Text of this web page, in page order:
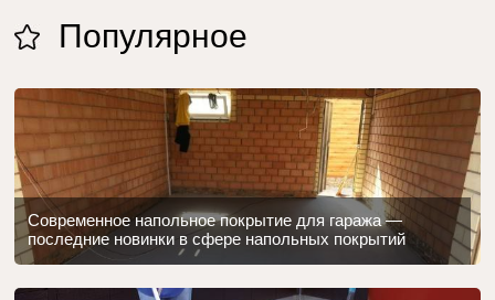
Популярное
Современное напольное покрытие для гаража —
последние новинки в сфере напольных покрытий